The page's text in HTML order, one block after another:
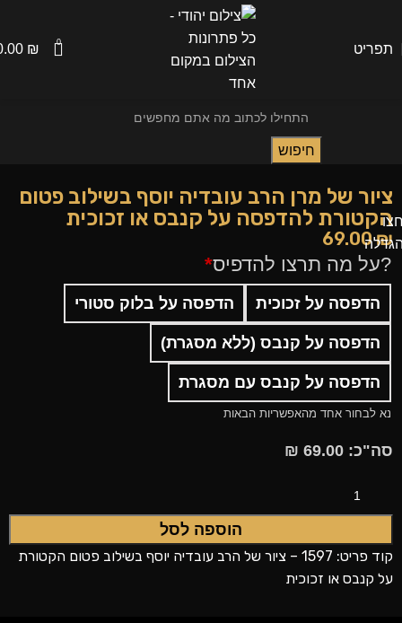
תפריט 0
₪
חיפוש
ציור של מרן הרב עובדיה יוסף בשילוב פטום
הקטורת להדפסה על קנבס או זכוכית
69.00₪
?על מה תרצו להדפיס*
הדפסה על זכוכית הדפסה על בלוק סטורי
הדפסה על קנבס (ללא מסגרת)
הדפסה על קנבס עם מסגרת
נא לבחור אחד מהאפשריות הבאות
סה"כ: 69.00
₪
הוספה לסל
קוד פריט: 1597 – ציור של הרב עובדיה יוסף בשילוב פטום הקטורת
על קנבס או זכוכית